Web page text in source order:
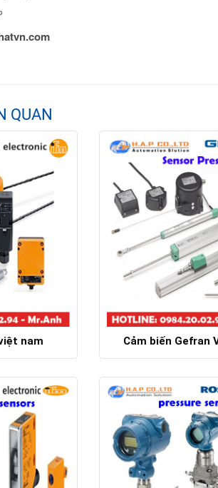
QUAN
nam Cảm biến Gefran
Chi tiết